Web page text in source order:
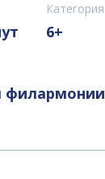
Категория
6+
филармонии